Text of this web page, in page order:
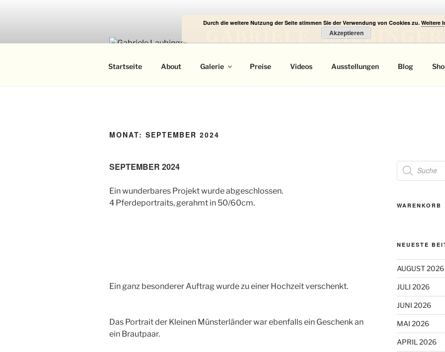
GABRIELE LAUBINGER
Startseite About Galerie Preise Videos Ausstellungen Blog
MONAT: SEPTEMBER 2024
SEPTEMBER 2024
Ein wunderbares Projekt wurde abgeschlossen.
4 Pferdeportraits, gerahmt in 50/60cm.
Ein ganz besonderer Auftrag wurde zu einer Hochzeit verschenkt.
Das Portrait der Kleinen Münsterländer war ebenfalls ein Geschenk an
ein Brautpaar.
Products
search
WARENKORB
NEUESTE
AUGUST 2026
JULI 2026
JUNI 2026
MAI 2026
APRIL 2026
Durch die weitere Nutzung der Seite stimmen Sie der Verwendung von Cookies zu. Weitere
Akzeptieren